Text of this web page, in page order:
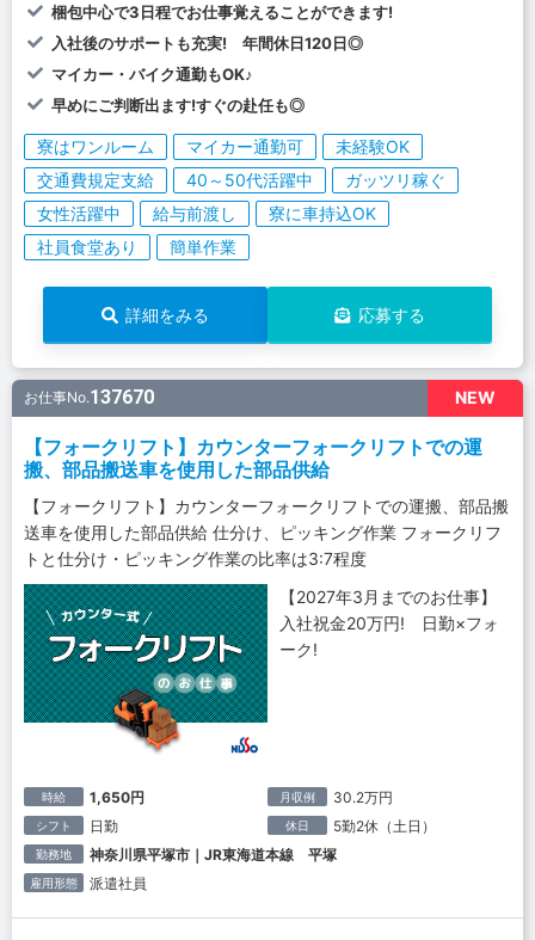
梱包中心で3日程でお仕事覚えることができます!
入社後のサポートも充実! 年間休日120日◎
マイカー・バイク通勤もOK♪
早めにご判断出ます!すぐの赴任も◎
寮はワンルーム マイカー通勤可
未経験OK
交通費規定支給
40～50代活躍中
ガッツリ稼ぐ
女性活躍中
給与前渡し
寮に車持込OK
社員食堂あり
簡単作業
詳細をみる 応募する
NEW
お仕事No.137670
【フォークリフト】カウンターフォークリフトでの運
搬、部品搬送車を使用した部品供給
【フォークリフト】カウンターフォークリフトでの運搬、部品搬
送車を使用した部品供給 仕分け、ピッキング作業 フォークリフ
トと仕分け・ピッキング作業の比率は3:7程度
【2027年3月までのお仕事】
入社祝金20万円! 日勤×フォ
ーク!
時給 1,650円 月収例 30.2万円
シフト 日勤 休日 5勤2休（土日）
勤務地 神奈川県平塚市｜JR東海道本線 平塚
雇用形態 派遣社員